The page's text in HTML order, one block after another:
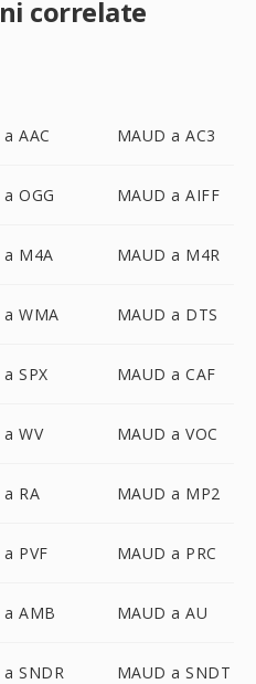
correlate
AAC MAUD a AC3
OGG MAUD a AIFF
a M4A MAUD a M4R
a WMA MAUD a DTS
SPX MAUD a CAF
WV MAUD a VOC
RA MAUD a MP2
PVF MAUD a PRC
a AMB MAUD a AU
SNDR MAUD a SNDT